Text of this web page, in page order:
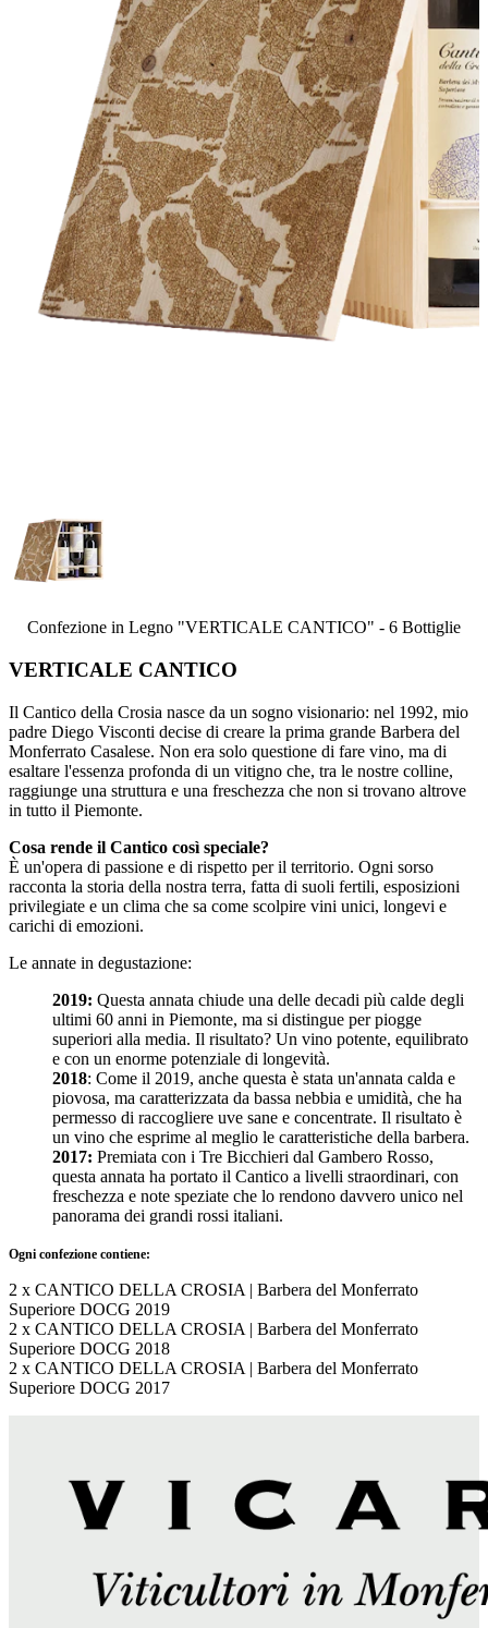
Confezione in Legno "VERTICALE CANTICO" - 6 Bottiglie
VERTICALE CANTICO
Il Cantico della Crosia nasce da un sogno visionario: nel 1992, mio
padre Diego Visconti decise di creare la prima grande Barbera del
Monferrato Casalese. Non era solo questione di fare vino, ma di
esaltare l'essenza profonda di un vitigno che, tra le nostre colline,
raggiunge una struttura e una freschezza che non si trovano altrove
in tutto il Piemonte.
Cosa rende il Cantico così speciale?
È un'opera di passione e di rispetto per il territorio. Ogni sorso
racconta la storia della nostra terra, fatta di suoli fertili, esposizioni
privilegiate e un clima che sa come scolpire vini unici, longevi e
carichi di emozioni.
Le annate in degustazione:
2019: Questa annata chiude una delle decadi più calde degli
ultimi 60 anni in Piemonte, ma si distingue per piogge
superiori alla media. Il risultato? Un vino potente, equilibrato
e con un enorme potenziale di longevità.
2018: Come il 2019, anche questa è stata un'annata calda e
piovosa, ma caratterizzata da bassa nebbia e umidità, che ha
permesso di raccogliere uve sane e concentrate. Il risultato è
un vino che esprime al meglio le caratteristiche della barbera.
2017: Premiata con i Tre Bicchieri dal Gambero Rosso,
questa annata ha portato il Cantico a livelli straordinari, con
freschezza e note speziate che lo rendono davvero unico nel
panorama dei grandi rossi italiani.
Ogni confezione contiene:
2 x CANTICO DELLA CROSIA | Barbera del Monferrato
Superiore DOCG 2019
2 x CANTICO DELLA CROSIA | Barbera del Monferrato
Superiore DOCG 2018
2 x CANTICO DELLA CROSIA | Barbera del Monferrato
Superiore DOCG 2017